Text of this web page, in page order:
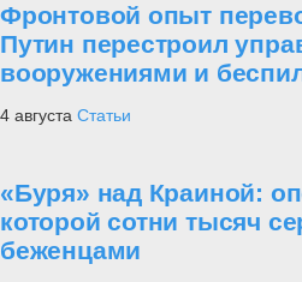
Фронтовой опыт
Путин перестроил
вооружениями и
4 августа Статьи
«Буря» над Краиной:
которой сотни тысяч
беженцами